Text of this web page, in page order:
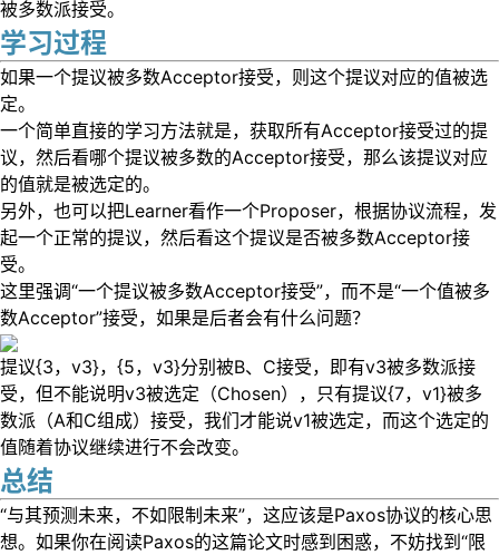
被多数派接受。
学习过程
如果一个提议被多数Acceptor接受，则这个提议对应的值被选
定。
一个简单直接的学习方法就是，获取所有Acceptor接受过的提
议，然后看哪个提议被多数的Acceptor接受，那么该提议对应
的值就是被选定的。
另外，也可以把Learner看作一个Proposer，根据协议流程，发
起一个正常的提议，然后看这个提议是否被多数Acceptor接
受。
这里强调“一个提议被多数Acceptor接受”，而不是“一个值被多
数Acceptor”接受，如果是后者会有什么问题？
提议{3，v3}，{5，v3}分别被B、C接受，即有v3被多数派接
受，但不能说明v3被选定（Chosen），只有提议{7，v1}被多
数派（A和C组成）接受，我们才能说v1被选定，而这个选定的
值随着协议继续进行不会改变。
总结
“与其预测未来，不如限制未来”，这应该是Paxos协议的核心思
想。如果你在阅读Paxos的这篇论文时感到困惑，不妨找到“限